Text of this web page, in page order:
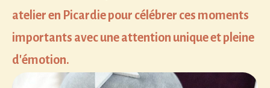
atelier en Picardie pour célébrer ces moments
importants avec une attention unique et pleine
d'émotion.